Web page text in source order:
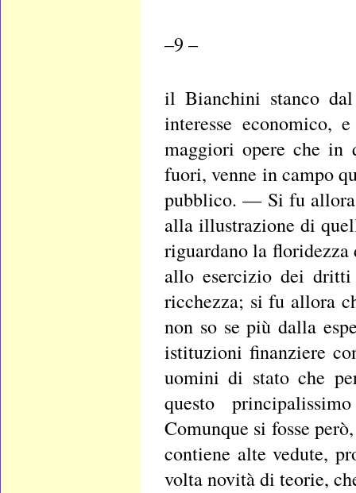
–9 –
il Bianchini stanco
interesse economico,
maggiori opere che in
fuori, venne in campo
pubblico. — Si fu allora
alla illustrazione di
riguardano la
allo esercizio dei
ricchezza; si fu allora
non so se più dalla
istituzioni finanziere
uomini di stato che
questo
Comunque si fosse
contiene alte vedute,
volta novità di teorie,